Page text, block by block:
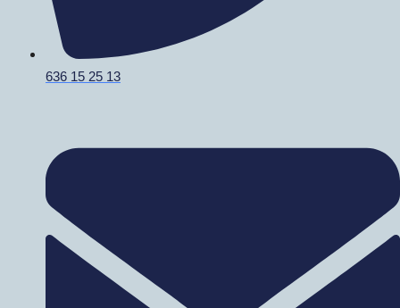
636 15 25 13